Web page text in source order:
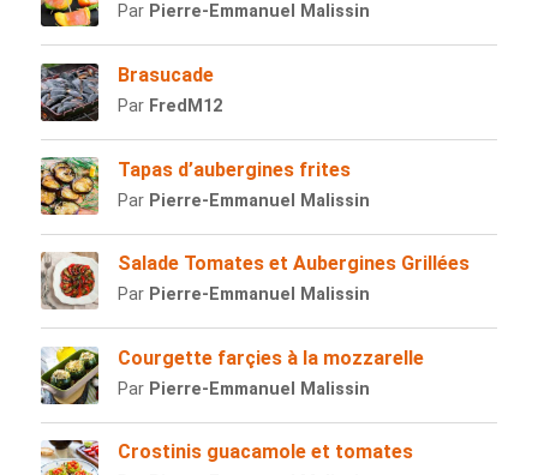
Par Pierre-Emmanuel Malissin
Brasucade
Par FredM12
Tapas d’aubergines frites
Par Pierre-Emmanuel Malissin
Salade Tomates et Aubergines Grillées
Par Pierre-Emmanuel Malissin
Courgette farçies à la mozzarelle
Par Pierre-Emmanuel Malissin
Crostinis guacamole et tomates